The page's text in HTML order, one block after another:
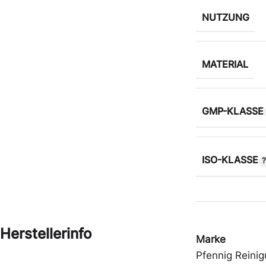
NUTZUNG
MATERIAL
GMP-KLASSE
ISO-KLASSE
Herstellerinfo
Marke
Pfennig